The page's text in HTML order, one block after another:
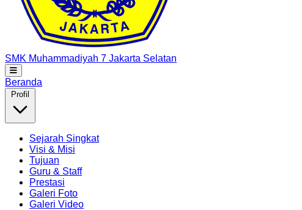
SMK Muhammadiyah 7 Jakarta Selatan
Beranda
Sejarah Singkat
Visi & Misi
Tujuan
Guru & Staff
Prestasi
Galeri Foto
Galeri Video